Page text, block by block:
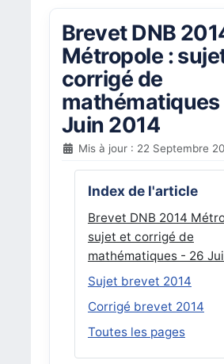
Brevet DNB
Métropole :
corrigé de
Juin 2014
Mis à jour : 22 Septembre
Index de l'article
Brevet DNB 2014
sujet et corrigé de
mathématiques - 26
Sujet brevet 2014
Corrigé brevet 2014
Toutes les pages